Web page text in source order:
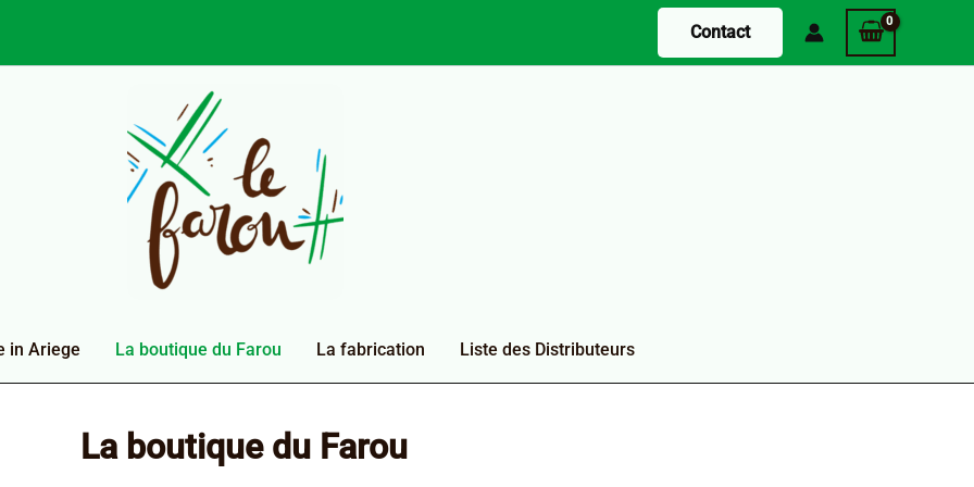
Contact
in Ariege La boutique du Farou La fabrication Liste des Distributeurs
La boutique du Farou